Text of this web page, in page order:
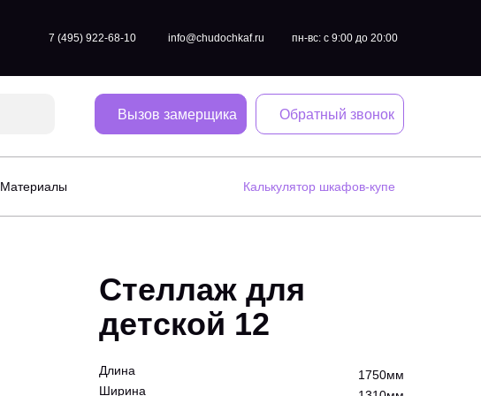
7 (495) 922-68-10 info@chudochkaf.ru пн-вс: с 9:00 до 20:00
Вызов замерщика Обратный звонок
Материалы Калькулятор шкафов-купе
Стеллаж для
детской 12
Длина
1750мм
Ширина